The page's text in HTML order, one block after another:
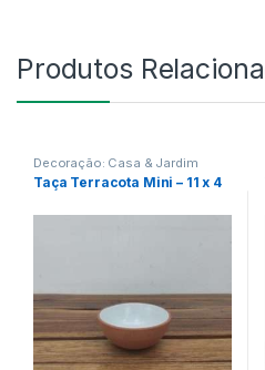
Produtos
Decoração: Casa & Jardim
Taça Terracota Mini – 11 x 4